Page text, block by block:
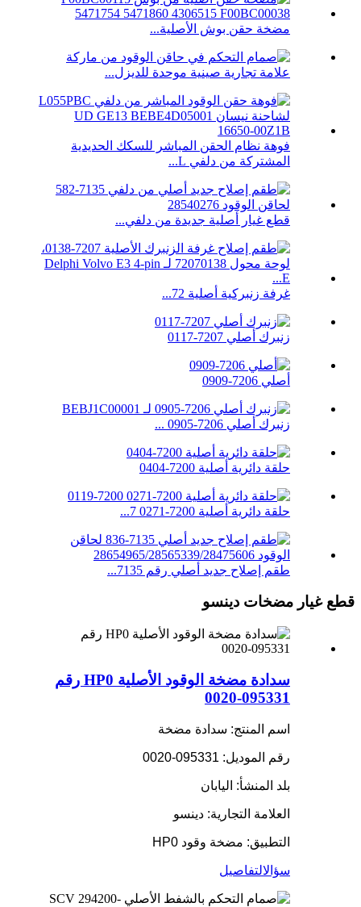
مضخة حقن بوش الأصلية...
علامة تجارية صينية موحدة للديزل...
فوهة نظام الحقن المباشر للسكك الحديدية
المشتركة من دلفي L...
قطع غيار أصلية جديدة من دلفي...
غرفة زنبركية أصلية 72...
زنبرك أصلي 7207-0117
أصلي 7206-0909
زنبرك أصلي 7206-0905 ...
حلقة دائرية أصلية 7200-0404
حلقة دائرية أصلية 7200-0271 7...
طقم إصلاح جديد أصلي رقم 7135...
قطع غيار مضخات دينسو
سدادة مضخة الوقود الأصلية HP0 رقم
095331-0020
اسم المنتج: سدادة مضخة
رقم الموديل: 095331-0020
بلد المنشأ: اليابان
العلامة التجارية: دينسو
التطبيق: مضخة وقود HP0
سؤالالتفاصيل